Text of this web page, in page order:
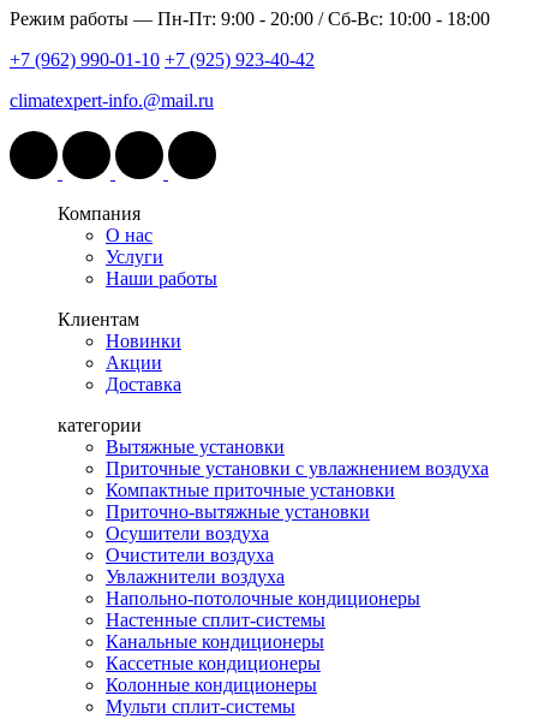
Режим работы — Пн-Пт: 9:00 - 20:00 / Сб-Вс: 10:00 - 18:00
+7 (962) 990-01-10 +7 (925) 923-40-42
climatexpert-info.@mail.ru
Компания
О нас
Услуги
Наши работы
Клиентам
Новинки
Акции
Доставка
категории
Вытяжные установки
Приточные установки с увлажнением воздуха
Компактные приточные установки
Приточно-вытяжные установки
Осушители воздуха
Очистители воздуха
Увлажнители воздуха
Напольно-потолочные кондиционеры
Настенные сплит-системы
Канальные кондиционеры
Кассетные кондиционеры
Колонные кондиционеры
Мульти сплит-системы